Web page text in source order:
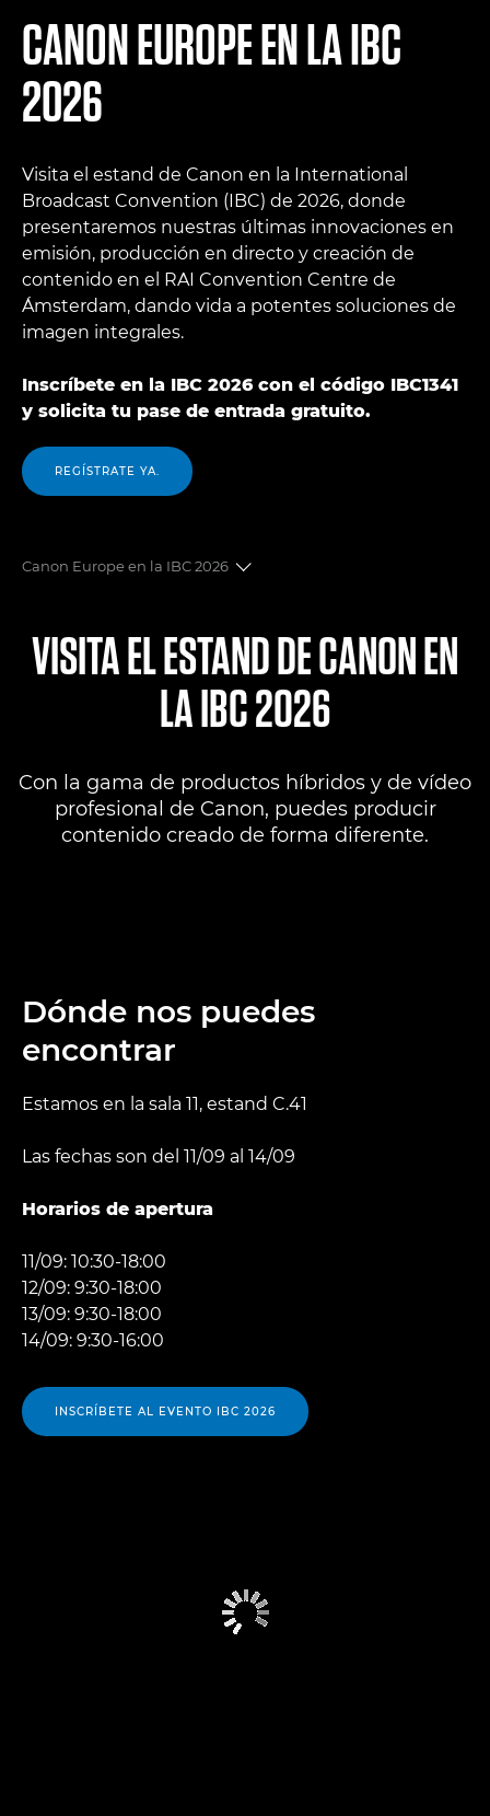
CANON EUROPE EN LA IBC
2026
Visita el estand de Canon en la International
Broadcast Convention (IBC) de 2026, donde
presentaremos nuestras últimas innovaciones en
emisión, producción en directo y creación de
contenido en el RAI Convention Centre de
Ámsterdam, dando vida a potentes soluciones de
imagen integrales.
Inscríbete en la IBC 2026 con el código IBC1341
y solicita tu pase de entrada gratuito.
REGÍSTRATE YA.
Canon Europe en la IBC 2026
Productos
Soluciones audiovisuales profesionales
Gamas de productos
Canon Professional Services
VISITA EL ESTAND DE CANON EN
LA IBC 2026
Con la gama de productos híbridos y de vídeo
profesional de Canon, puedes producir
contenido creado de forma diferente.
Dónde nos puedes
encontrar
Estamos en la sala 11, estand C.41
Las fechas son del 11/09 al 14/09
Horarios de apertura
11/09: 10:30-18:00
12/09: 9:30-18:00
13/09: 9:30-18:00
14/09: 9:30-16:00
INSCRÍBETE AL EVENTO IBC 2026